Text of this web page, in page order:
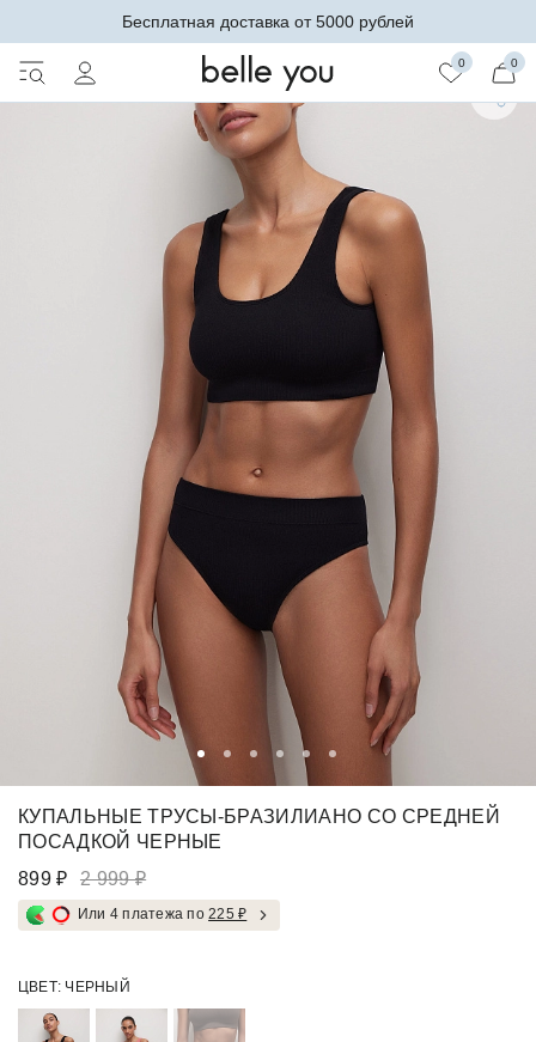
Бесплатная доставка от 5000 рублей
0 0
КУПАЛЬНЫЕ ТРУСЫ-БРАЗИЛИАНО СО СРЕДНЕЙ
ПОСАДКОЙ ЧЕРНЫЕ
899 ₽
2 999 ₽
Или 4 платежа по225 ₽
ЦВЕТ: ЧЕРНЫЙ